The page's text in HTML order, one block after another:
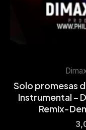
Solo promesas
Instrumental –
Remix-